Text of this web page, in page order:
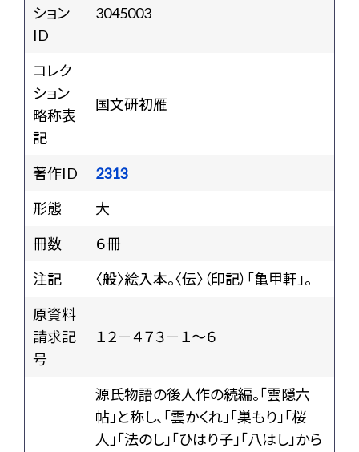
ション
ID
3045003
コレク
ション
略称表
記
国文研初雁
著作ID
2313
形態
大
冊数
６冊
注記
〈般〉絵入本。〈伝〉（印記）「亀甲軒」。
原資料
請求記
号
１２－４７３－１～６
源氏物語の後人作の続編。「雲隠六
帖」と称し、「雲かくれ」「巣もり」「桜
人」「法のし」「ひはり子」「八はし」から